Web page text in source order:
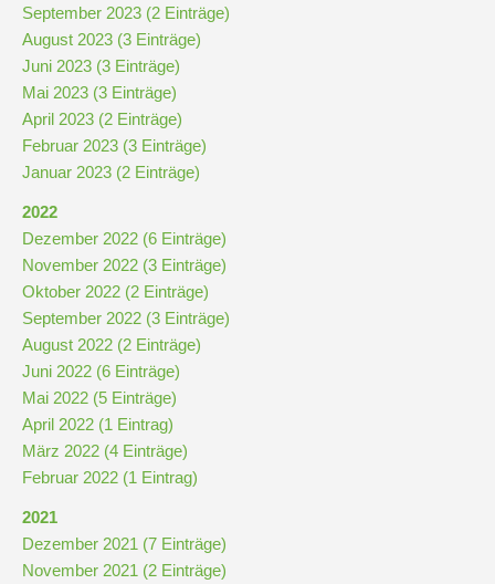
Stufe
7
und
9
und
10
Hauptschulbildungsgang
Wahlpflichtunterricht
ab
Kl.
7
Was
war?
September 2023 (2 Einträge)
August 2023 (3 Einträge)
Juni 2023 (3 Einträge)
Mai 2023 (3 Einträge)
April 2023 (2 Einträge)
Februar 2023 (3 Einträge)
Januar 2023 (2 Einträge)
2022
Dezember 2022 (6 Einträge)
November 2022 (3 Einträge)
Oktober 2022 (2 Einträge)
September 2022 (3 Einträge)
August 2022 (2 Einträge)
Juni 2022 (6 Einträge)
Mai 2022 (5 Einträge)
April 2022 (1 Eintrag)
März 2022 (4 Einträge)
Februar 2022 (1 Eintrag)
2021
Dezember 2021 (7 Einträge)
November 2021 (2 Einträge)